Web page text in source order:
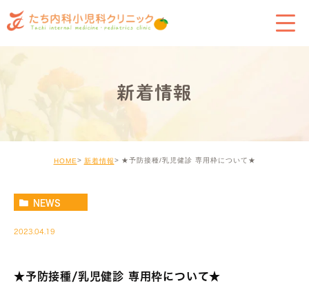
新着情報
HOME 新着情報 ★予防接種/乳児健診 専用枠について★
NEWS
2023.04.19
★予防接種/乳児健診 専用枠について★